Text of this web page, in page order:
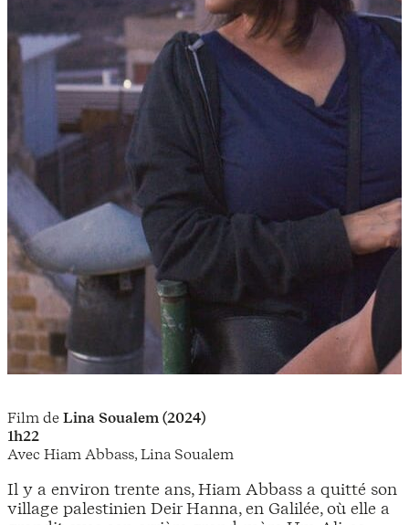
Film de Lina Soualem (2024)
1h22
Avec Hiam Abbass, Lina Soualem
Il y a environ trente ans, Hiam Abbass a quitté son
village palestinien Deir Hanna, en Galilée, où elle a